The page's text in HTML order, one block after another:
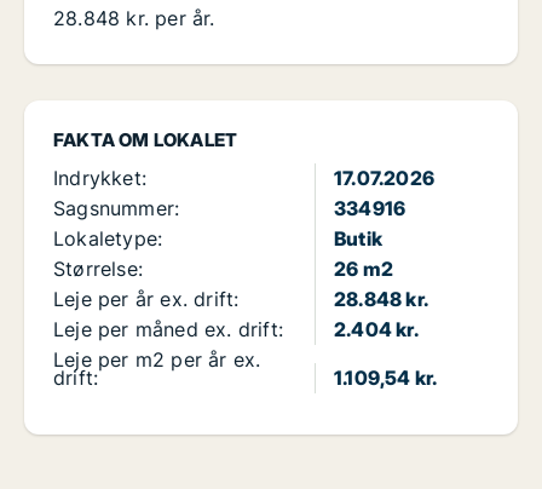
FAKTA OM LOKALET
Indrykket:
17.07.2026
Sagsnummer:
334916
Lokaletype:
Butik
Størrelse:
26 m2
Leje per år ex. drift:
28.848 kr.
Leje per måned ex. drift:
2.404 kr.
Leje per m2 per år ex.
drift: 1.109,54 kr.
28.848 kr. per år.